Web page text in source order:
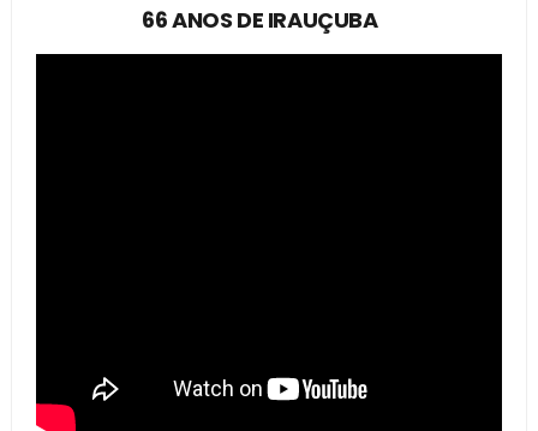
66 ANOS DE IRAUÇUBA